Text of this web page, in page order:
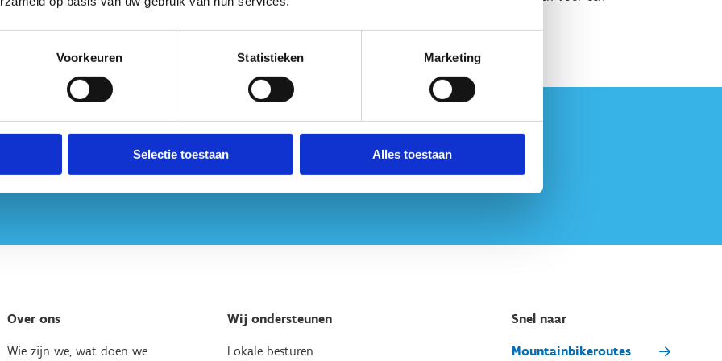
Voorkeuren Statistieken Marketing
Selectie toestaan Alles toestaan
wordt in samenwerking met de VDAB aangeboden.
Over ons
Wie zijn we, wat doen we
Wij ondersteunen
Lokale besturen
Snel naar
Mountainbikeroutes